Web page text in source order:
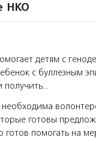
НКО
детям с
с буллезным
получить…
готовы
помогать на